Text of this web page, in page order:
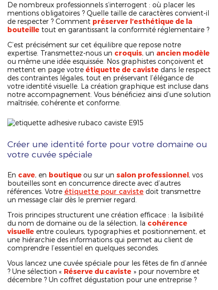
De nombreux professionnels s’interrogent : où placer les
mentions obligatoires ? Quelle taille de caractères convient-il
de respecter ? Comment préserver l’esthétique de la
bouteille tout en garantissant la conformité réglementaire ?
C’est précisément sur cet équilibre que repose notre
expertise. Transmettez-nous un croquis, un ancien modèle
ou même une idée esquissée. Nos graphistes conçoivent et
mettent en page votre étiquette de caviste dans le respect
des contraintes légales, tout en préservant l’élégance de
votre identité visuelle. La création graphique est incluse dans
notre accompagnement. Vous bénéficiez ainsi d’une solution
maîtrisée, cohérente et conforme.
Créer une identité forte pour votre domaine ou
votre cuvée spéciale
En cave, en boutique ou sur un salon professionnel, vos
bouteilles sont en concurrence directe avec d’autres
références. Votre étiquette pour caviste doit transmettre
un message clair dès le premier regard.
Trois principes structurent une création efficace : la lisibilité
du nom de domaine ou de la sélection, la cohérence
visuelle entre couleurs, typographies et positionnement, et
une hiérarchie des informations qui permet au client de
comprendre l’essentiel en quelques secondes.
Vous lancez une cuvée spéciale pour les fêtes de fin d’année
? Une sélection « Réserve du caviste » pour novembre et
décembre ? Un coffret dégustation pour une entreprise ?